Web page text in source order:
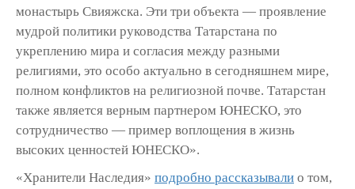
монастырь Свияжска. Эти три объекта — проявление
мудрой политики руководства Татарстана по
укреплению мира и согласия между разными
религиями, это особо актуально в сегодняшнем мире,
полном конфликтов на религиозной почве. Татарстан
также является верным партнером ЮНЕСКО, это
сотрудничество — пример воплощения в жизнь
высоких ценностей ЮНЕСКО».
«Хранители Наследия» подробно рассказывали о том,